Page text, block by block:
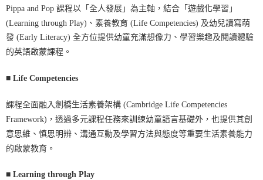
Pippa and Pop 課程以「全人發展」為主軸，結合「遊戲化學習」
(Learning through Play)、素養教育 (Life Competencies) 及幼兒讀寫萌
發 (Early Literacy) 全方位提供幼童充滿想像力、學習樂趣及閱讀體驗
的英語啟蒙課程。
■ Life Competencies
課程全面融入劍橋生活素養架構 (Cambridge Life Competencies
Framework)，透過多元課程任務來訓練幼童語言基礎外，也提供其創
意思維、慎思明辨、溝通互動及學習方法與態度等重要生活素養能力
的啟蒙教育。
■ Learning through Play